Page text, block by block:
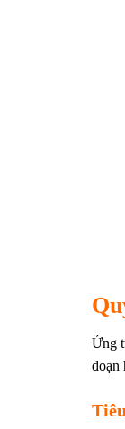
Ứng
đoạn